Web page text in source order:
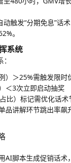
动触发“分期免息”
。
系统
）＞25%需触发限时
＜3次立即启动抽奖
比）标记需优化话术
品讲解环节跳出率
AI脚本生成促销话